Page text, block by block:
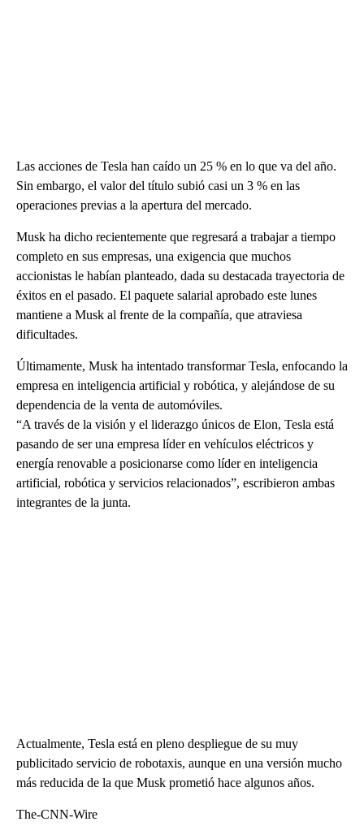
Las acciones de Tesla han caído un 25 % en lo que va del año.
Sin embargo, el valor del título subió casi un 3 % en las
operaciones previas a la apertura del mercado.
Musk ha dicho recientemente que regresará a trabajar a tiempo
completo en sus empresas, una exigencia que muchos
accionistas le habían planteado, dada su destacada trayectoria de
éxitos en el pasado. El paquete salarial aprobado este lunes
mantiene a Musk al frente de la compañía, que atraviesa
dificultades.
Últimamente, Musk ha intentado transformar Tesla, enfocando la
empresa en inteligencia artificial y robótica, y alejándose de su
dependencia de la venta de automóviles.
“A través de la visión y el liderazgo únicos de Elon, Tesla está
pasando de ser una empresa líder en vehículos eléctricos y
energía renovable a posicionarse como líder en inteligencia
artificial, robótica y servicios relacionados”, escribieron ambas
integrantes de la junta.
Actualmente, Tesla está en pleno despliegue de su muy
publicitado servicio de robotaxis, aunque en una versión mucho
más reducida de la que Musk prometió hace algunos años.
The-CNN-Wire